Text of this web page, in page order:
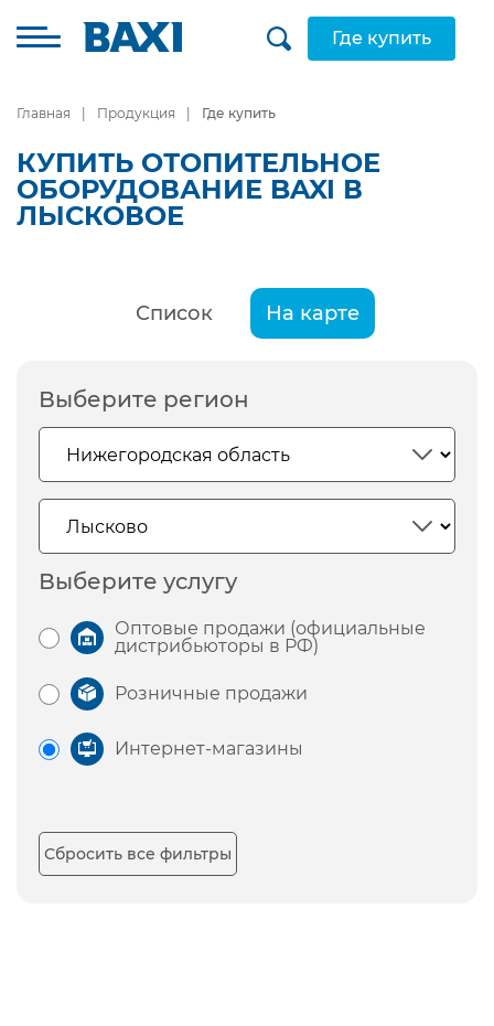
Где купить
Главная Продукция Где купить
КУПИТЬ ОТОПИТЕЛЬНОЕ
ОБОРУДОВАНИЕ BAXI В
ЛЫСКОВОЕ
Список На карте
Выберите регион
Выберите услугу
Оптовые продажи (официальные
дистрибьюторы в РФ)
Розничные продажи
Интернет-магазины
Сбросить все фильтры